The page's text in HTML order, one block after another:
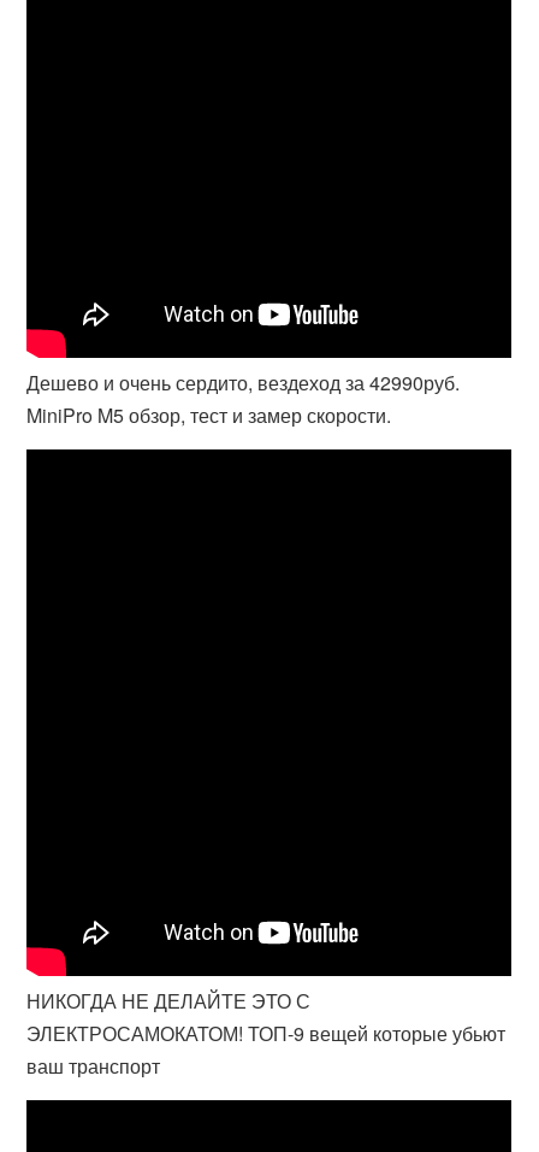
Дешево и очень сердито, вездеход за 42990руб.
MiniPro M5 обзор, тест и замер скорости.
НИКОГДА НЕ ДЕЛАЙТЕ ЭТО С
ЭЛЕКТРОСАМОКАТОМ! ТОП-9 вещей которые убьют
ваш транспорт